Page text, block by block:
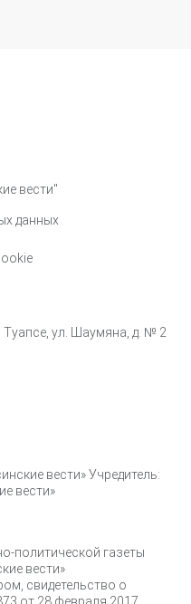
вести"
данных
Туапсе, ул. Шаумяна, д. № 2
вести» Учредитель:
вести»
политической газеты
вести»
свидетельство о